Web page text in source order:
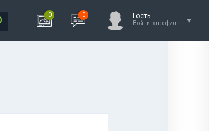
0 0 Гость
Войти в профиль